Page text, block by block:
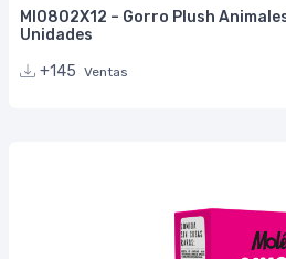
MI0802X12 – Gorro Plush
Unidades
+145 Ventas